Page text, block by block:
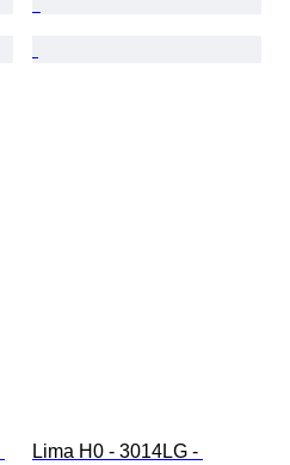
Lima H0 - 3014LG -